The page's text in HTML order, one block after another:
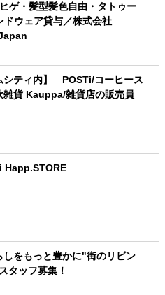
ゲ・髪型髪色自由・タトゥー
ドウェア貸与／株式会社
シティ内】 POSTi/コーヒース
雑貨 Kauppa/雑貨店の販売員
Happ.STORE
しをもっと豊かに"街のリビン
タッフ募集！